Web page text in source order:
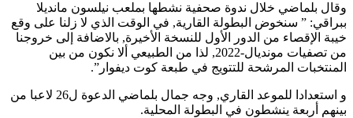
وقال بلماضي خلال ندوة صحفية نشطها بملعب نيلسون مانديلا
ببراقي: ” سنخوض البطولة القارية, في الوقت الذي لا زلنا على وقع
خيبة الإقصاء من الدور الأول للنسخة الأخيرة, بالاضافة إلى خروجنا
من تصفيات مونديال-2022, لذا من الطبيعي ألا نكون من بين
المنتخبات المرشحة للتتويج في طبعة كوت ديفوار”.
و استعدادا للموعد القاري, وجه جمال بلماضي الدعوة ل26 لاعبا من
بينهم أربعة ينشطون في البطولة المحلية.